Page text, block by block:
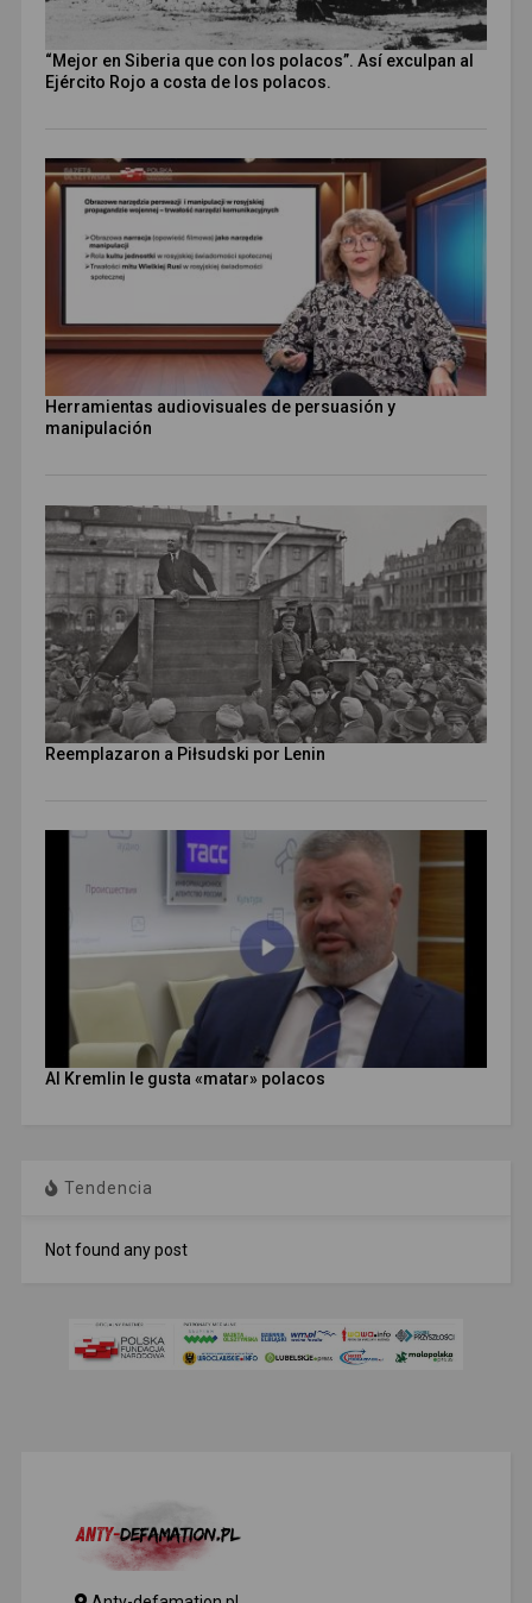
“Mejor en Siberia que con los polacos”. Así exculpan al
Ejército Rojo a costa de los polacos.
Herramientas audiovisuales de persuasión y
manipulación
Reemplazaron a Piłsudski por Lenin
Al Kremlin le gusta «matar» polacos
Tendencia
Not found any post